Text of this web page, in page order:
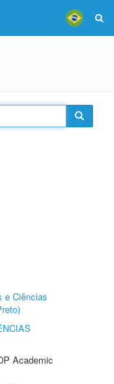
e Ciências
Academic